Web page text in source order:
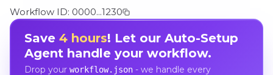
Workflow ID: 0000...1230
Save 4 hours! Let our Auto-Setup
Agent handle your workflow.
Drop your workflow.json- we handle every